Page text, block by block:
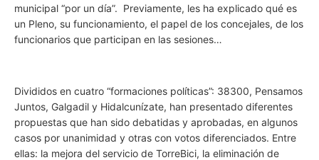
municipal “por un día”. Previamente, les ha explicado qué es
un Pleno, su funcionamiento, el papel de los concejales, de los
funcionarios que participan en las sesiones…
Divididos en cuatro “formaciones políticas”: 38300, Pensamos
Juntos, Galgadil y Hidalcunízate, han presentado diferentes
propuestas que han sido debatidas y aprobadas, en algunos
casos por unanimidad y otras con votos diferenciados. Entre
ellas: la mejora del servicio de TorreBici, la eliminación de